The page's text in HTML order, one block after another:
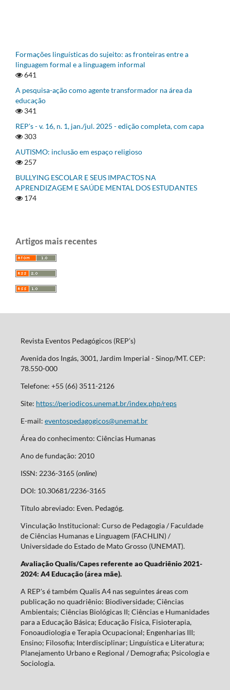
Formações linguísticas do sujeito: as fronteiras entre a
linguagem formal e a linguagem informal
641
A pesquisa-ação como agente transformador na área da
educação
341
REP's - v. 16, n. 1, jan./jul. 2025 - edição completa, com capa
303
AUTISMO: inclusão em espaço religioso
257
BULLYING ESCOLAR E SEUS IMPACTOS NA
APRENDIZAGEM E SAÚDE MENTAL DOS ESTUDANTES
174
Artigos mais recentes
Revista Eventos Pedagógicos (REP’s)
Avenida dos Ingás, 3001, Jardim Imperial - Sinop/MT. CEP:
78.550-000
Telefone: +55 (66) 3511-2126
Site: https://periodicos.unemat.br/index.php/reps
E-mail: eventospedagogicos@unemat.br
Área do conhecimento: Ciências Humanas
Ano de fundação: 2010
ISSN: 2236-3165 (online)
DOI: 10.30681/2236-3165
Título abreviado: Even. Pedagóg.
Vinculação Institucional: Curso de Pedagogia / Faculdade
de Ciências Humanas e Linguagem (FACHLIN) /
Universidade do Estado de Mato Grosso (UNEMAT).
Avaliação Qualis/Capes referente ao Quadriênio 2021-
2024: A4 Educação (área mãe).
A REP's é também Qualis A4 nas seguintes áreas com
publicação no quadriênio: Biodiversidade; Ciências
Ambientais; Ciências Biológicas II; Ciências e Humanidades
para a Educação Básica; Educação Física, Fisioterapia,
Fonoaudiologia e Terapia Ocupacional; Engenharias III;
Ensino; Filosofia; Interdisciplinar; Linguística e Literatura;
Planejamento Urbano e Regional / Demografia; Psicologia e
Sociologia.